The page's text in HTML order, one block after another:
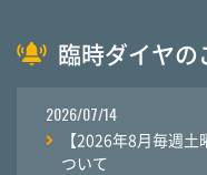
臨時ダイヤの
2026/07/14
【2026年8月毎週
ついて